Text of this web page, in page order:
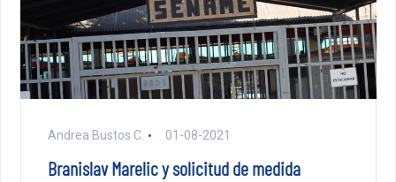
Andrea Bustos C. 01-08-2021
Branislav Marelic y solicitud de medida